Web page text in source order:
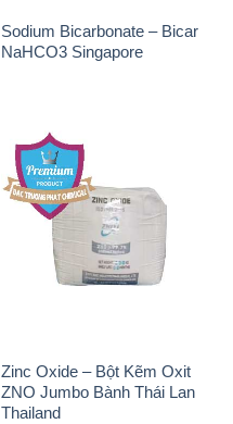
Sodium Bicarbonate – Bicar
NaHCO3 Singapore
Zinc Oxide – Bột Kẽm Oxit
ZNO Jumbo Bành Thái Lan
Thailand